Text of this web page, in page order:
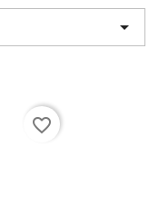

favorite_border